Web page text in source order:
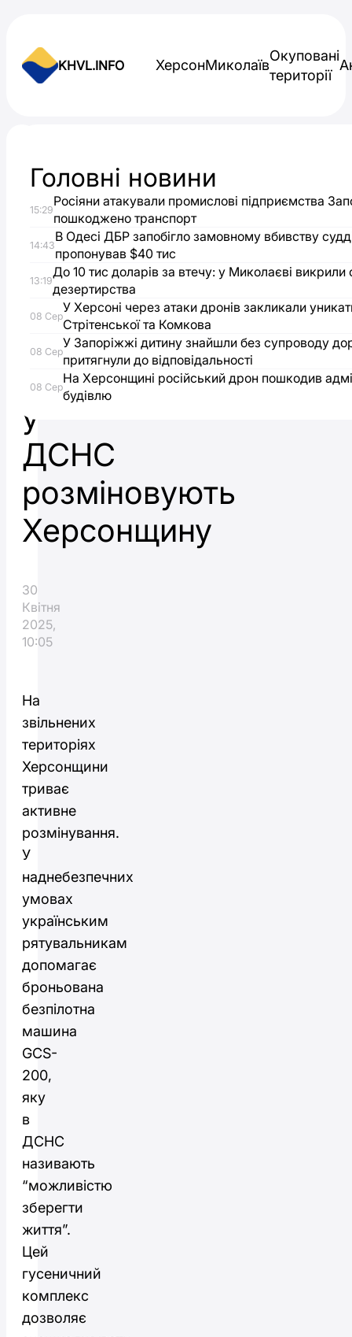
KHVL.INFO ХерсонМиколаїв
Окуповані
території
GCS-
200
на
варті
безпеки:
як
у
ДСНС
розміновують
Херсонщину
30
Квітня
2025,
10:05
На
звільнених
територіях
Херсонщини
триває
активне
розмінування.
У
наднебезпечних
умовах
українським
рятувальникам
допомагає
броньована
безпілотна
машина
GCS-
200,
яку
в
ДСНС
називають
“можливістю
зберегти
життя”.
Цей
гусеничний
комплекс
дозволяє
Головні новини
15:29
Росіяни атакували промислові підприємства
пошкоджено транспорт
14:43
В Одесі ДБР запобігло замовному вбивству
пропонував $40 тис
13:19
До 10 тис доларів за втечу: у Миколаєві викрили
дезертирства
08 Сер
У Херсоні через атаки дронів закликали
Стрітенської та Комкова
08 Сер
У Запоріжжі дитину знайшли без супроводу
притягнули до відповідальності
08 Сер
На Херсонщині російський дрон пошкодив
будівлю